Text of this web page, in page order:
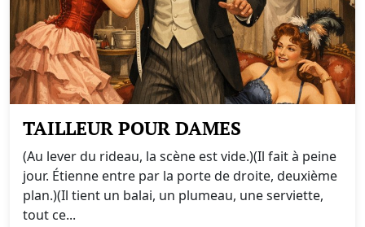
TAILLEUR POUR DAMES
(Au lever du rideau, la scène est vide.)(Il fait à peine
jour. Étienne entre par la porte de droite, deuxième
plan.)(Il tient un balai, un plumeau, une serviette,
tout ce...